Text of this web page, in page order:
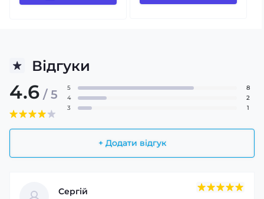
Відгуки
4.6 / 5
+ Додати відгук
5
8
4
2
3
1
Сергій